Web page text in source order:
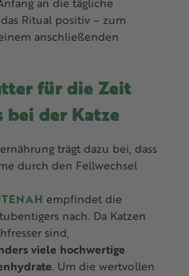
Ritual positiv – zum
anschließenden
für die Zeit
bei der Katze
trägt dazu bei, dass
durch den Fellwechsel
empfindet die
nach. Da Katzen
sind,
viele hochwertige
. Um die wertvollen